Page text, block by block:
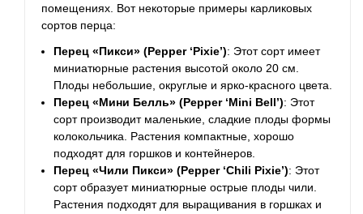
помещениях. Вот некоторые примеры карликовых
сортов перца:
Перец «Пикси» (Pepper ‘Pixie’): Этот сорт имеет
миниатюрные растения высотой около 20 см.
Плоды небольшие, округлые и ярко-красного цвета.
Перец «Мини Белль» (Pepper ‘Mini Bell’): Этот
сорт производит маленькие, сладкие плоды формы
колокольчика. Растения компактные, хорошо
подходят для горшков и контейнеров.
Перец «Чили Пикси» (Pepper ‘Chili Pixie’): Этот
сорт образует миниатюрные острые плоды чили.
Растения подходят для выращивания в горшках и